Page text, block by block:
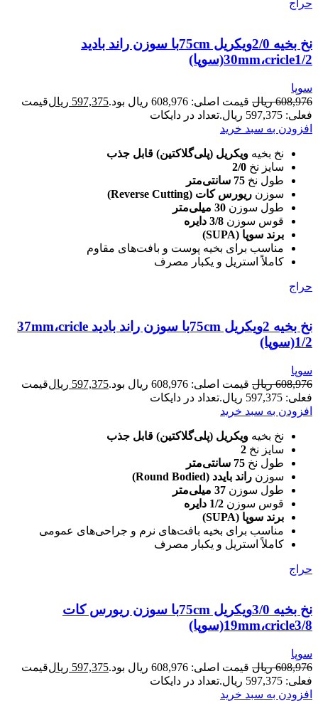
حراج
نخ بخیه 2/0ویکریل 75cmبا سوزن راند بادید
30mm،cricle1/2(سوپا)
سوپا
608,976 ریال قیمت اصلی: 608,976 ریال بود. 597,375 ریالقیمت
فعلی: 597,375 ریال.
تعداد در دایکات
افزودن به سبد خرید
نخ بخیه ویکریل (پلی‌گلاکتین) قابل جذب
سایز نخ 2/0
طول نخ 75 سانتی‌متر
سوزن ریورس کات (Reverse Cutting)
طول سوزن 30 میلی‌متر
قوس سوزن 3/8 دایره
برند سوپا (SUPA)
مناسب برای بخیه پوست و بافت‌های مقاوم
کاملاً استریل و یکبار مصرف
حراج
نخ بخیه 2ویکریل 75cmبا سوزن راند بادید 37mm،cricle
1/2(سوپا)
سوپا
608,976 ریال قیمت اصلی: 608,976 ریال بود. 597,375 ریالقیمت
فعلی: 597,375 ریال.
تعداد در دایکات
افزودن به سبد خرید
نخ بخیه ویکریل (پلی‌گلاکتین) قابل جذب
سایز نخ 2
طول نخ 75 سانتی‌متر
سوزن راند بایدد (Round Bodied)
طول سوزن 37 میلی‌متر
قوس سوزن 1/2 دایره
برند سوپا (SUPA)
مناسب برای بخیه بافت‌های نرم و جراحی‌های عمومی
کاملاً استریل و یکبار مصرف
حراج
نخ بخیه 3/0ویکریل 75cmبا سوزن ریورس کات
19mm،cricle3/8(سوپا)
سوپا
608,976 ریال قیمت اصلی: 608,976 ریال بود. 597,375 ریالقیمت
فعلی: 597,375 ریال.
تعداد در دایکات
افزودن به سبد خرید